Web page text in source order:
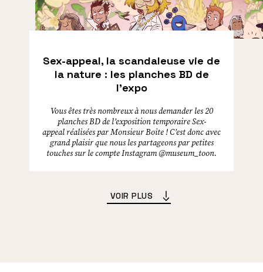
Sex-appeal, la scandaleuse vie de
la nature : les planches BD de
l’expo
Vous êtes très nombreux à nous demander les 20
planches BD de l’exposition temporaire Sex-
appeal réalisées par Monsieur Boite ! C’est donc avec
grand plaisir que nous les partageons par petites
touches sur le compte Instagram @museum_toon.
VOIR PLUS